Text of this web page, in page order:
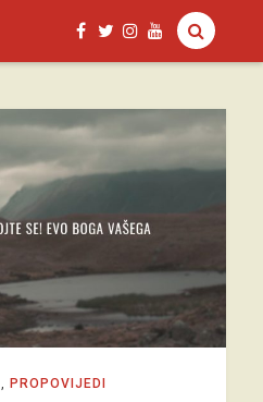
PROPOVIJEDI